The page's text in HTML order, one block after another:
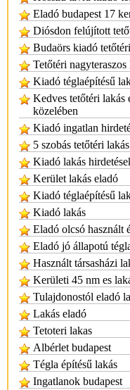
Eladó budapest 17
Diósdon felújított
Budaörs kiadó
Tetőtéri
Kiadó téglaépítésű
Kedves tetőtéri lakás
közelében
Kiadó ingatlan
5 szobás tetőtéri
Kiadó lakás
Kerület lakás eladó
Kiadó téglaépítésű
Kiadó lakás
Eladó olcsó használt
Eladó jó állapotú
Használt társasházi
Kerületi 45 nm es
Tulajdonostól eladó
Lakás eladó
Tetoteri lakas
Albérlet budapest
Tégla építésű lakás
Ingatlanok budapest